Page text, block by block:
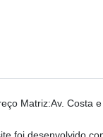
Matriz:Av. Costa
foi desenvolvido